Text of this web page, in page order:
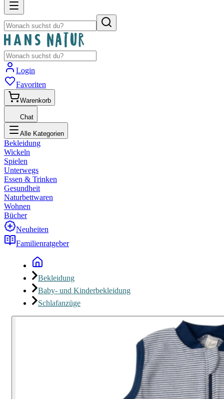
Login
Favoriten
Warenkorb
Chat
Alle Kategorien
Bekleidung
Wickeln
Spielen
Unterwegs
Essen & Trinken
Gesundheit
Naturbettwaren
Wohnen
Bücher
Neuheiten
Familienratgeber
Bekleidung
Baby- und Kinderbekleidung
Schlafanzüge